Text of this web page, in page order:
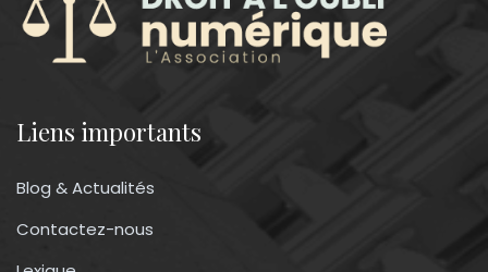
Liens importants
Blog & Actualités
Contactez-nous